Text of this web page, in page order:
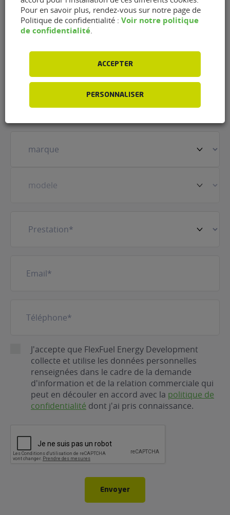
Quincaillerie de la Hague de
Beaumont-Hague
(Nécessaire)
véhicule(Nécessaire)
mail(Nécessaire)
RGPDJ'accepte que FlexFuel Energy Development
collecte et utilise les données personnelles
renseignées dans le cadre de la demande
d'information et de la relation commerciale qui
peut en découler en accord avec la politique de
confidentialité dont j'ai pris connaissance.
Envoyer
Pour en savoir plus, rendez-vous sur notre page de
Politique de confidentialité : Voir notre politique
de confidentialité.
ACCEPTER
PERSONNALISER